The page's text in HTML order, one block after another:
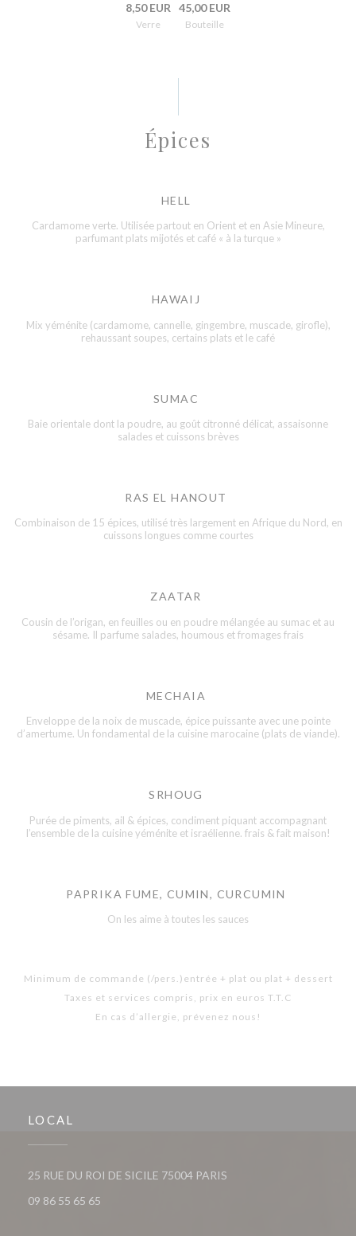
8,50 EUR
Verre
45,00 EUR
Bouteille
Épices
HELL
Cardamome verte. Utilisée partout en Orient et en Asie Mineure,
parfumant plats mijotés et café « à la turque »
HAWAIJ
Mix yéménite (cardamome, cannelle, gingembre, muscade, girofle),
rehaussant soupes, certains plats et le café
SUMAC
Baie orientale dont la poudre, au goût citronné délicat, assaisonne
salades et cuissons brèves
RAS EL HANOUT
Combinaison de 15 épices, utilisé très largement en Afrique du Nord, en
cuissons longues comme courtes
ZAATAR
Cousin de l’origan, en feuilles ou en poudre mélangée au sumac et au
sésame. Il parfume salades, houmous et fromages frais
MECHAIA
Enveloppe de la noix de muscade, épice puissante avec une pointe
d’amertume. Un fondamental de la cuisine marocaine (plats de viande).
SRHOUG
Purée de piments, ail & épices, condiment piquant accompagnant
l’ensemble de la cuisine yéménite et israélienne. frais & fait maison!
PAPRIKA FUME, CUMIN, CURCUMIN
On les aime à toutes les sauces
Minimum de commande (/pers.)entrée + plat ou plat + dessert
Taxes et services compris, prix en euros T.T.C
En cas d’allergie, prévenez nous!
LOCAL
25 RUE DU ROI DE SICILE 75004 PARIS
09 86 55 65 65